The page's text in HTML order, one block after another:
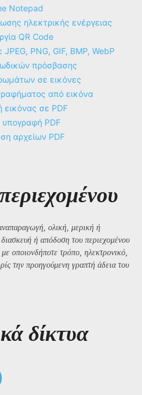
Notepad
ηλεκτρικής ενέργειας
QR Code
PNG, GIF, BMP, WebP
πρόσβασης
σε εικόνες
από εικόνα
εικόνας σε PDF
PDF
αρχείων PDF
ολική, μερική ή
ή απόδοση του περιεχομένου
οποιονδήποτε τρόπο, ηλεκτρονικό,
την προηγούμενη γραπτή άδεια του
δίκτυα